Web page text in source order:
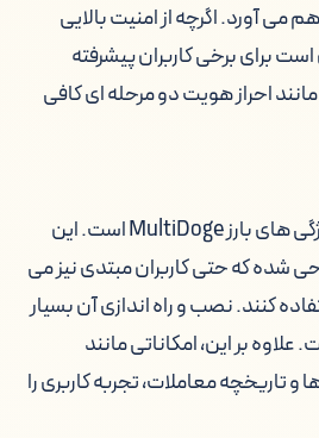
می آورد. اگرچه از امنیت بالایی
برای برخی کاربران پیشرفته
احراز هویت دو مرحله ای کافی
طراحی ساده و زیبا از ویژگی های بارز MultiDoge است. این
شده که حتی کاربران مبتدی نیز می
کنند. نصب و راه اندازی آن بسیار
بر این، امکاناتی مانند
تاریخچه معاملات، تجربه کاربری را